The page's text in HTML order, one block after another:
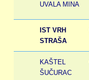
UVALA MINA
IST VRH
STRAŠA
KAŠTEL
ŠUČURAC